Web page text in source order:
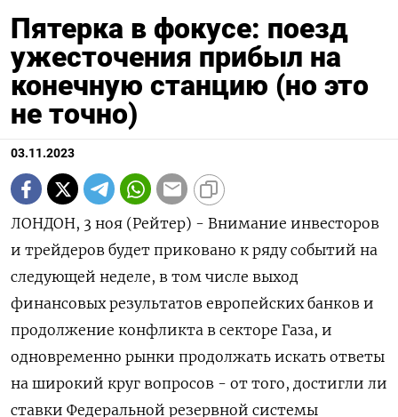
Пятерка в фокусе: поезд
ужесточения прибыл на
конечную станцию (но это
не точно)
03.11.2023
ЛОНДОН, 3 ноя (Рейтер) - Внимание инвесторов
и трейдеров будет приковано к ряду событий на
следующей неделе, в том числе выход
финансовых результатов европейских банков и
продолжение конфликта в секторе Газа, и
одновременно рынки продолжать искать ответы
на широкий круг вопросов - от того, достигли ли
ставки Федеральной резервной системы